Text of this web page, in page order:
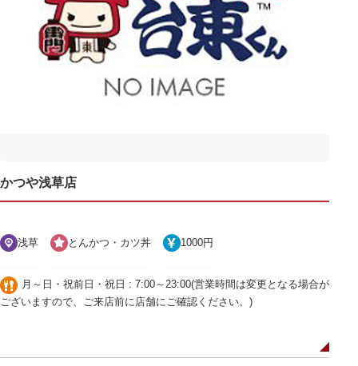
かつや浅草店
浅草 とんかつ・カツ丼 1000円
月～日・祝前日・祝日 : 7:00～23:00(営業時間は変更となる場合が
ございますので、ご来店前に店舗にご確認ください。)